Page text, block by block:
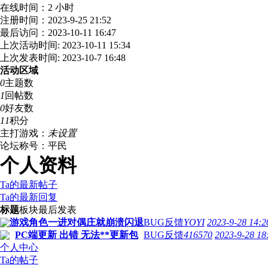
在线时间：2 小时
注册时间：2023-9-25 21:52
最后访问：2023-10-11 16:47
上次活动时间: 2023-10-11 15:34
上次发表时间: 2023-10-7 16:48
活动区域
0主题数
1 回帖数
0好友数
11积分
主打游戏： 未设置
论坛称号：平民
个人资料
Ta的最新帖子
Ta的最新回复
标题板块最后发表
游戏角色一进对偶庄就崩溃闪退BUG反馈YOYI 2023-9-28
PC端更新 出错 无法**更新包 BUG反馈416570 2023-9-28
个人中心
Ta的帖子